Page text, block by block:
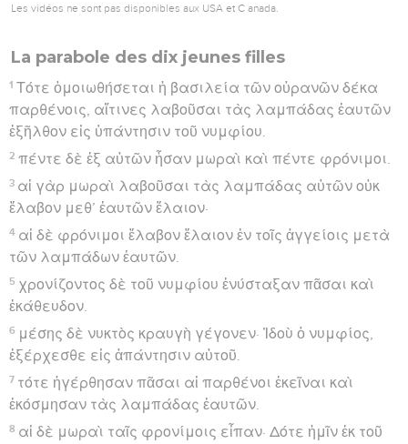
Les vidéos ne sont pas disponibles aux USA et C anada.
La parabole des dix jeunes filles
1 Τότε ὁμοιωθήσεται ἡ βασιλεία τῶν οὐρανῶν δέκα
παρθένοις, αἵτινες λαβοῦσαι τὰς λαμπάδας ἑαυτῶν
ἐξῆλθον εἰς ὑπάντησιν τοῦ νυμφίου.
2 πέντε δὲ ἐξ αὐτῶν ἦσαν μωραὶ καὶ πέντε φρόνιμοι.
3 αἱ γὰρ μωραὶ λαβοῦσαι τὰς λαμπάδας αὐτῶν οὐκ
ἔλαβον μεθ’ ἑαυτῶν ἔλαιον·
4 αἱ δὲ φρόνιμοι ἔλαβον ἔλαιον ἐν τοῖς ἀγγείοις μετὰ
τῶν λαμπάδων ἑαυτῶν.
5 χρονίζοντος δὲ τοῦ νυμφίου ἐνύσταξαν πᾶσαι καὶ
ἐκάθευδον.
6 μέσης δὲ νυκτὸς κραυγὴ γέγονεν· Ἰδοὺ ὁ νυμφίος,
ἐξέρχεσθε εἰς ἀπάντησιν αὐτοῦ.
7 τότε ἠγέρθησαν πᾶσαι αἱ παρθένοι ἐκεῖναι καὶ
ἐκόσμησαν τὰς λαμπάδας ἑαυτῶν.
8 αἱ δὲ μωραὶ ταῖς φρονίμοις εἶπαν· Δότε ἡμῖν ἐκ τοῦ